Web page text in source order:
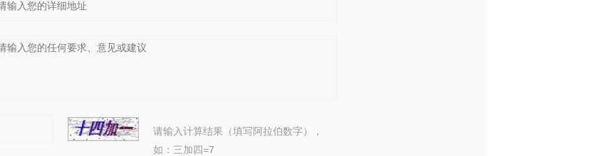
请输入计算结果（填写阿拉伯数字），
如：三加四=7